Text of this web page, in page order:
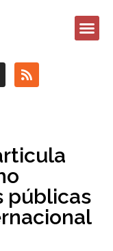
públicas